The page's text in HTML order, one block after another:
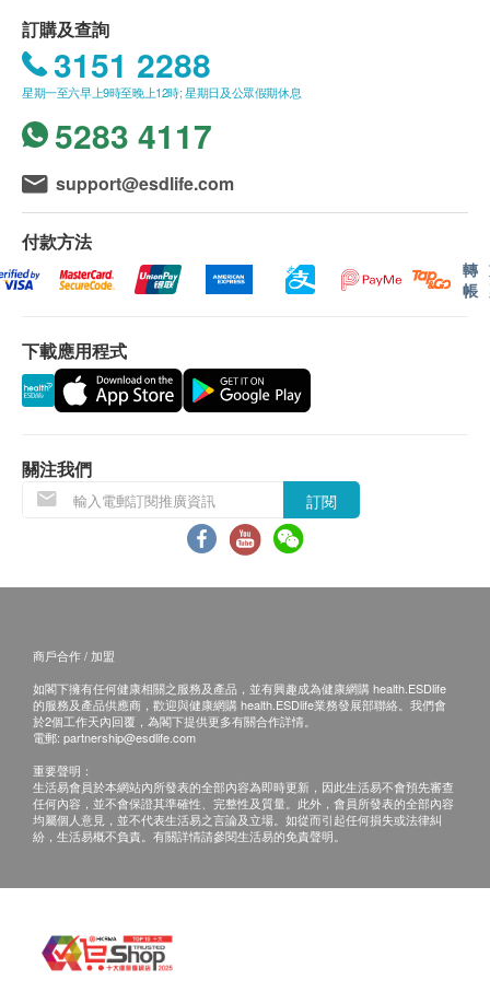
訂購及查詢
3151 2288
星期一至六早上9時至晚上12時; 星期日及公眾假期休息
5283 4117
support@esdlife.com
付款方法
轉
帳
下載應用程式
關注我們
訂閱
商戶合作 / 加盟
如閣下擁有任何健康相關之服務及產品，並有興趣成為健康網購 health.ESDlife
的服務及產品供應商，歡迎與健康網購 health.ESDlife業務發展部聯絡。我們會
於2個工作天內回覆，為閣下提供更多有關合作詳情。
電郵: partnership@esdlife.com
重要聲明：
生活易會員於本網站內所發表的全部內容為即時更新，因此生活易不會預先審查
任何內容，並不會保證其準確性、完整性及質量。此外，會員所發表的全部內容
均屬個人意見，並不代表生活易之言論及立場。如從而引起任何損失或法律糾
紛，生活易概不負責。有關詳情請參閱生活易的免責聲明。